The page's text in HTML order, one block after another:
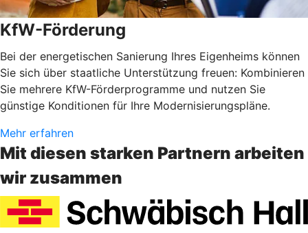
KfW-Förderung
Bei der energetischen Sanierung Ihres Eigenheims können
Sie sich über staatliche Unterstützung freuen: Kombinieren
Sie mehrere KfW-Förderprogramme und nutzen Sie
günstige Konditionen für Ihre Modernisierungspläne.
Mehr erfahren
Mit diesen starken Partnern arbeiten
wir zusammen